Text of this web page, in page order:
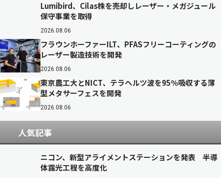
Lumibird、Cilas株を売却しレーザー・メガジュール
保守事業を取得
2026.08.06
フラウンホーファーILT、PFASフリーコーティングの
レーザー製造技術を開発
2026.08.06
東京農工大とNICT、テラヘルツ波を95％吸収する薄
型メタサーフェスを開発
2026.08.06
人気記事
ニコン、新型アライメントステーションを発表 半導
体露光工程を高度化